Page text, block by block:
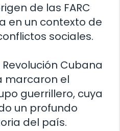
de las FARC
en un contexto de
sociales.
Cubana
marcaron el
guerrillero, cuya
un profundo
del país.